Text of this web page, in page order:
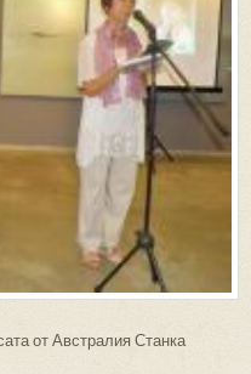
от Австралия Станка